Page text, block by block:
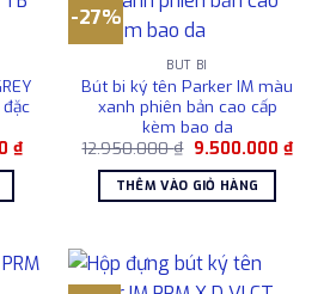
₫Giá
hiện
1.850.000 ₫.
-27%
BÚT BI
Bút bi ký tên Parker IM màu
xanh phiên bản cao cấp
kèm bao da
12.950.000₫ Giá
là:
12.950.000 ₫.
9.500.000 ₫Giá
hiện
THÊM VÀO GIỎ HÀNG